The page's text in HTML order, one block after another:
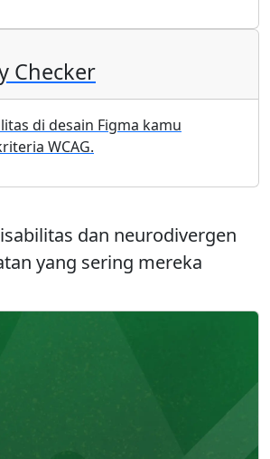
Checker
di desain Figma kamu
WCAG.
dan neurodivergen
yang sering mereka